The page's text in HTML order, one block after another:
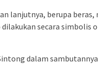
lanjutnya, berupa
secara simbolis
dalam